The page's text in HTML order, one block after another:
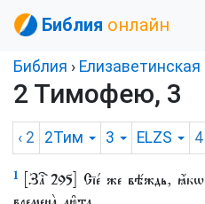
Библия онлайн
Библия › Елизаветинская
2 Тимофею, 3
‹ 2 2Тим 3 ELZS 4
1
[Заⷱ҇ 295] Сїе́ же вѣ́ждь, ꙗ҆́кѡ